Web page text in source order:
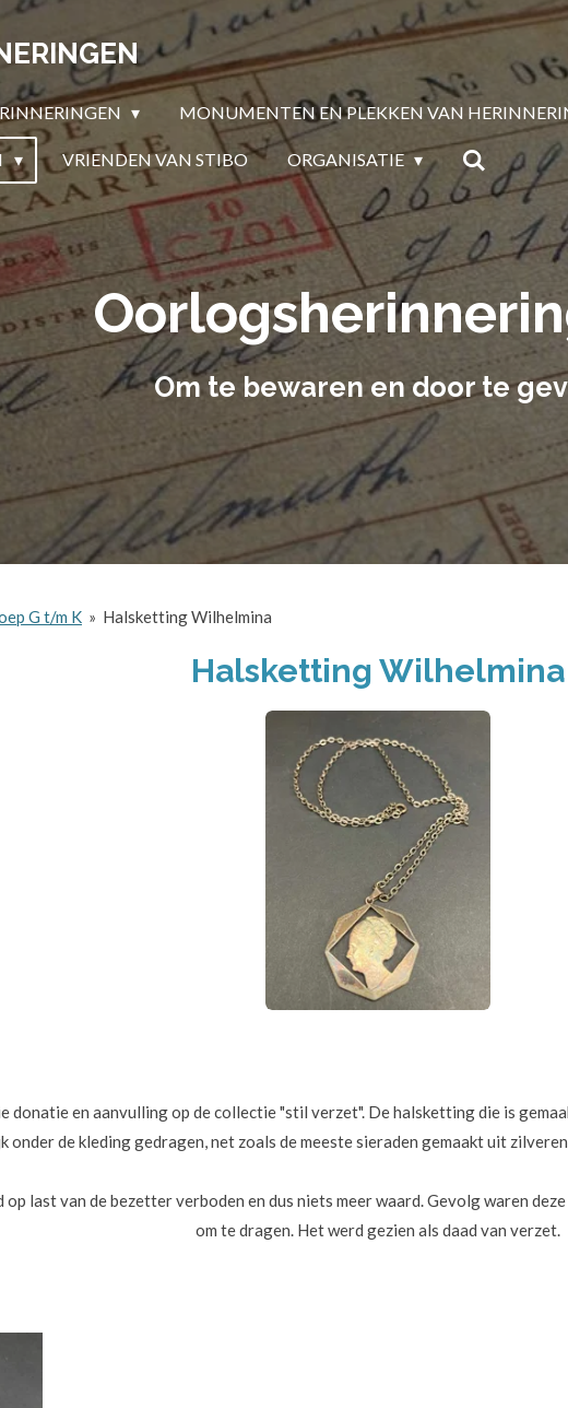
MONUMENTEN EN PLEKKEN VAN
VRIENDEN VAN STIBO ORGANISATIE
Om te bewaren en door te
G t/m K » Halsketting Wilhelmina
Halsketting Wilhelmina
donatie en aanvulling op de collectie "stil verzet". De halsketting die is
onder de kleding gedragen, net zoals de meeste sieraden gemaakt uit
last van de bezetter verboden en dus niets meer waard. Gevolg waren
om te dragen. Het werd gezien als daad van verzet.